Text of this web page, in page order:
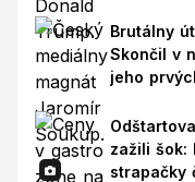
Brutálny
Skončil v
jeho
zažili šok:
strapačky